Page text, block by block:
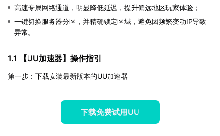
高速专属网络通道，明显降低延迟，提升偏远地区玩家体验；
一键切换服务器分区，并精确锁定区域，避免因频繁变动IP导致
异常。
1.1 【UU加速器】操作指引
第一步：下载安装最新版本的UU加速器
下载免费试用UU